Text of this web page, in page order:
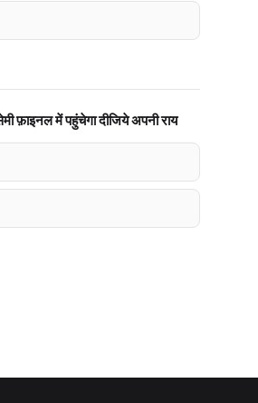
फ़ाइनल में पहुंचेगा दीजिये अपनी राय